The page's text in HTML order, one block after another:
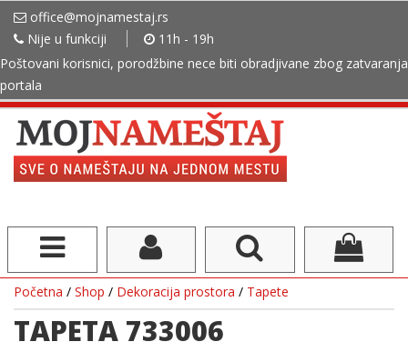
office@mojnamestaj.rs
Nije u funkciji
11h - 19h
Poštovani korisnici, porodžbine nece biti obradjivane zbog zatvaranja
portala
Početna / Shop / Dekoracija prostora / Tapete
TAPETA 733006